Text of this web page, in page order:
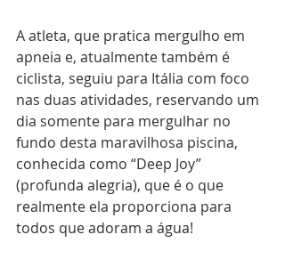
A atleta, que pratica mergulho em
apneia e, atualmente também é
ciclista, seguiu para Itália com foco
nas duas atividades, reservando um
dia somente para mergulhar no
fundo desta maravilhosa piscina,
conhecida como “Deep Joy”
(profunda alegria), que é o que
realmente ela proporciona para
todos que adoram a água!